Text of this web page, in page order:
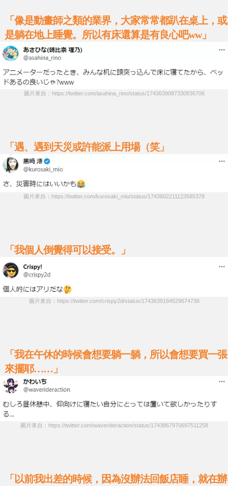
「像是動畫師之類的業界，大家常常都趴在桌上，或
是躺在地上睡覺。所以有床還算是有良心吧ww」
圖片來自：https://twitter.com/asahina_rino/status/1743639087330836706
「遇、遇到天災或許能派上用場（笑」
圖片來自：https://twitter.com/kurosaki_mio/status/1743602211123585378
「我個人倒覺得可以接受。」
圖片來自：https://twitter.com/crispy2d/status/1743639184529674738
「我在午休的時候會想要躺一躺，所以會想要買一張
來擺耶……」
圖片來自：https://twitter.com/waverideraction/status/1743867970697511258
「以前我出差的時候，因為沒辦法回飯店睡，就在辦